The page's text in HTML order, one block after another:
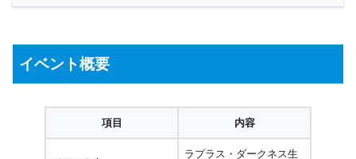
イベント概要
項目 内容
ラプラス・ダークネス生